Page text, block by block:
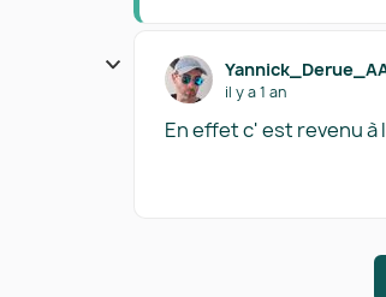
il y a 1 an
En effet c' est revenu à